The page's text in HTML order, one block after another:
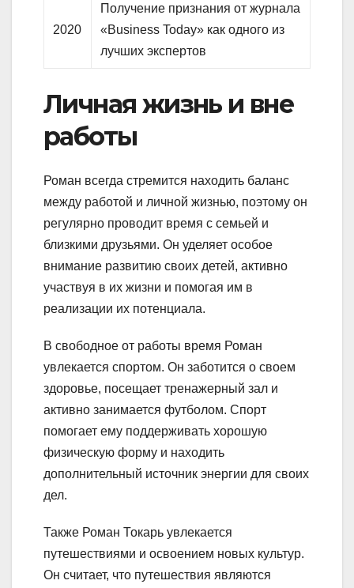
2020
Получение признания от журнала
«Business Today» как одного из
лучших экспертов
Личная жизнь и вне
работы
Роман всегда стремится находить баланс
между работой и личной жизнью, поэтому он
регулярно проводит время с семьей и
близкими друзьями. Он уделяет особое
внимание развитию своих детей, активно
участвуя в их жизни и помогая им в
реализации их потенциала.
В свободное от работы время Роман
увлекается спортом. Он заботится о своем
здоровье, посещает тренажерный зал и
активно занимается футболом. Спорт
помогает ему поддерживать хорошую
физическую форму и находить
дополнительный источник энергии для своих
дел.
Также Роман Токарь увлекается
путешествиями и освоением новых культур.
Он считает, что путешествия являются